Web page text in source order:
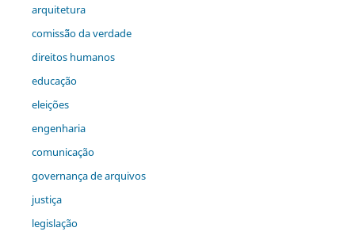
arquitetura
comiss˜ão da verdade
direitos humanos
educação
eleições
engenharia
comunicação
governança de arquivos
justiça
legislação